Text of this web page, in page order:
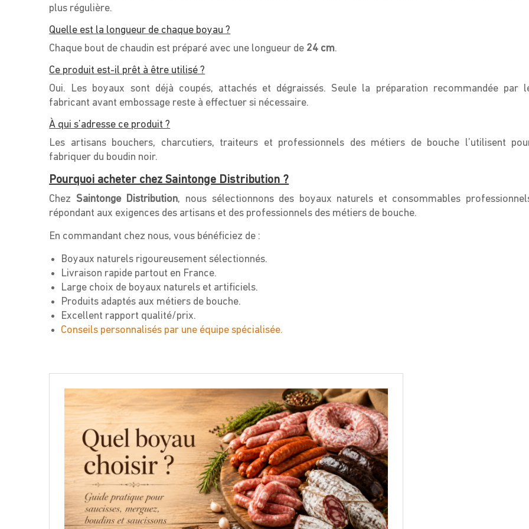
plus régulière.
Quelle est la longueur de chaque boyau ?
Chaque bout de chaudin est préparé avec une longueur de 24 cm.
Ce produit est-il prêt à être utilisé ?
Oui. Les boyaux sont déjà coupés, attachés et dégraissés. Seule la préparation recommandée par
fabricant avant embossage reste à effectuer si nécessaire.
À qui s’adresse ce produit ?
Les artisans bouchers, charcutiers, traiteurs et professionnels des métiers de bouche l’utilisent
fabriquer du boudin noir.
Pourquoi acheter chez Saintonge Distribution ?
Chez Saintonge Distribution, nous sélectionnons des boyaux naturels et consommables
répondant aux exigences des artisans et des professionnels des métiers de bouche.
En commandant chez nous, vous bénéficiez de :
Boyaux naturels rigoureusement sélectionnés.
Livraison rapide partout en France.
Large choix de boyaux naturels et artificiels.
Produits adaptés aux métiers de bouche.
Excellent rapport qualité/prix.
Conseils personnalisés par une équipe spécialisée.